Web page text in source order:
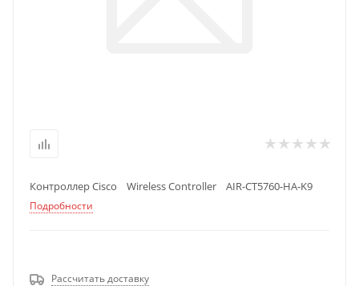
Контроллер Cisco Wireless Controller AIR-CT5760-HA-K9
Подробности
Рассчитать доставку